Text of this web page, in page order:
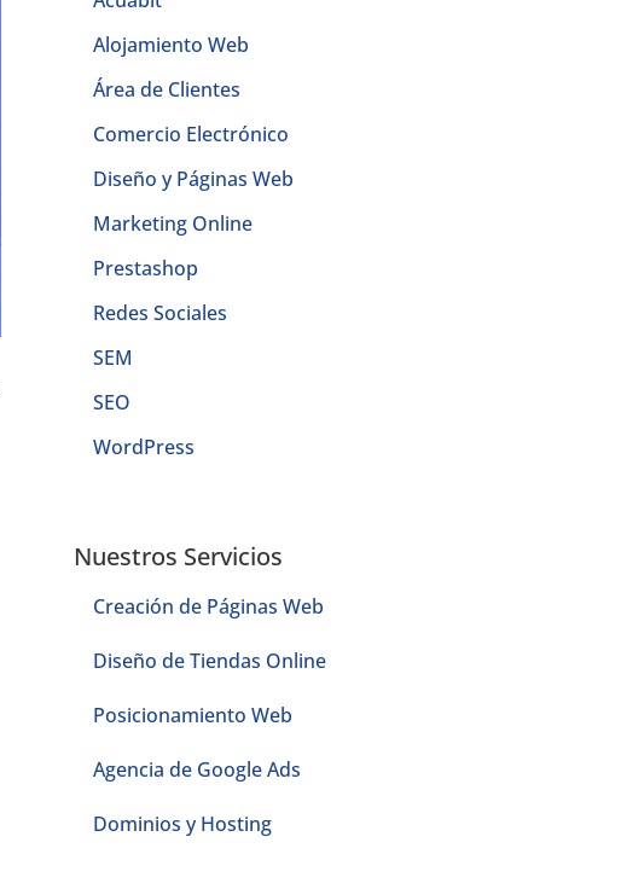
Alojamiento Web
Área de Clientes
Comercio Electrónico
Diseño y Páginas Web
Marketing Online
Prestashop
Redes Sociales
SEM
SEO
WordPress
Nuestros Servicios
Creación de Páginas Web
Diseño de Tiendas Online
Posicionamiento Web
Agencia de Google Ads
Dominios y Hosting